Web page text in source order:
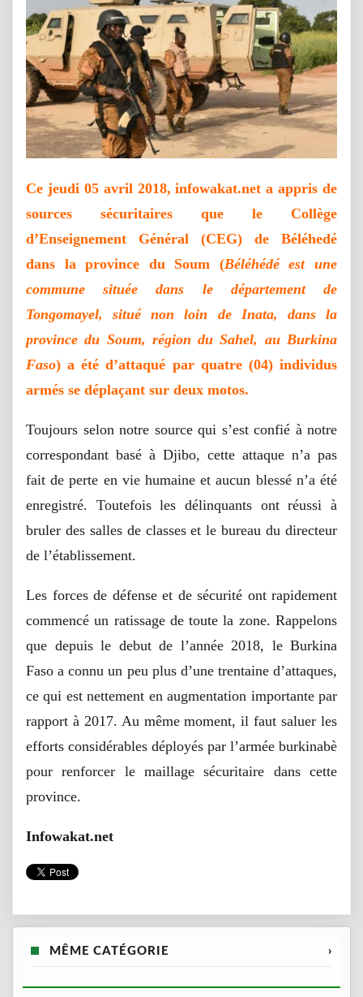
Ce jeudi 05 avril 2018, infowakat.net a appris de
sources sécuritaires que le Collège
d’Enseignement Général (CEG) de Béléhedé
dans la province du Soum (Béléhédé est une
commune située dans le département de
Tongomayel, situé non loin de Inata, dans la
province du Soum, région du Sahel, au Burkina
Faso) a été d’attaqué par quatre (04) individus
armés se déplaçant sur deux motos.
Toujours selon notre source qui s’est confié à notre
correspondant basé à Djibo, cette attaque n’a pas
fait de perte en vie humaine et aucun blessé n’a été
enregistré. Toutefois les délinquants ont réussi à
bruler des salles de classes et le bureau du directeur
de l’établissement.
Les forces de défense et de sécurité ont rapidement
commencé un ratissage de toute la zone. Rappelons
que depuis le debut de l’année 2018, le Burkina
Faso a connu un peu plus d’une trentaine d’attaques,
ce qui est nettement en augmentation importante par
rapport à 2017. Au même moment, il faut saluer les
efforts considérables déployés par l’armée burkinabè
pour renforcer le maillage sécuritaire dans cette
province.
Infowakat.net
MÊME CATÉGORIE ›